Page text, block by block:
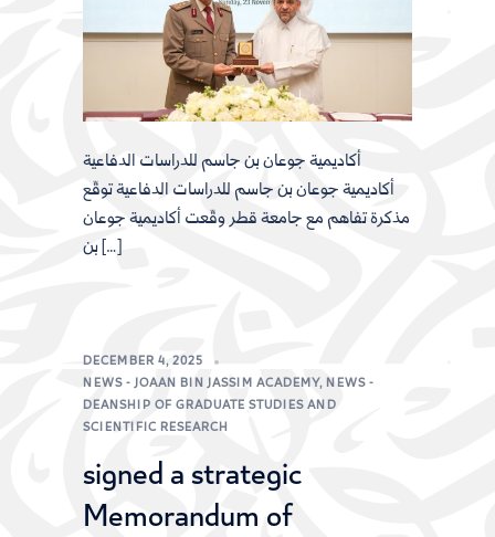
أكاديمية جوعان بن جاسم للدراسات الدفاعية
أكاديمية جوعان بن جاسم للدراسات الدفاعية توقّع
مذكرة تفاهم مع جامعة قطر​ وقّعت أكاديمية جوعان
بن […]
DECEMBER 4, 2025
NEWS - JOAAN BIN JASSIM ACADEMY, NEWS -
DEANSHIP OF GRADUATE STUDIES AND
SCIENTIFIC RESEARCH
signed a strategic
Memorandum of